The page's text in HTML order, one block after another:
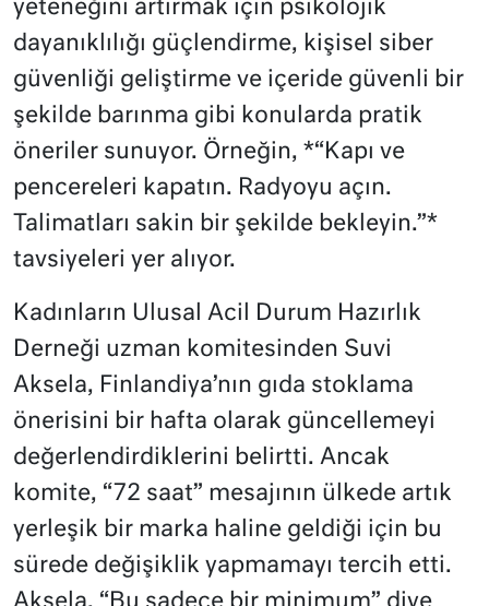
yeteneğini artırmak için psikolojik
dayanıklılığı güçlendirme, kişisel siber
güvenliği geliştirme ve içeride güvenli bir
şekilde barınma gibi konularda pratik
öneriler sunuyor. Örneğin, *“Kapı ve
pencereleri kapatın. Radyoyu açın.
Talimatları sakin bir şekilde bekleyin.”*
tavsiyeleri yer alıyor.
Kadınların Ulusal Acil Durum Hazırlık
Derneği uzman komitesinden Suvi
Aksela, Finlandiya’nın gıda stoklama
önerisini bir hafta olarak güncellemeyi
değerlendirdiklerini belirtti. Ancak
komite, “72 saat” mesajının ülkede artık
yerleşik bir marka haline geldiği için bu
sürede değişiklik yapmamayı tercih etti.